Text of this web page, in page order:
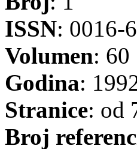
ISSN: 0016-
Volumen: 60
Godina:
Stranice: od
Broj